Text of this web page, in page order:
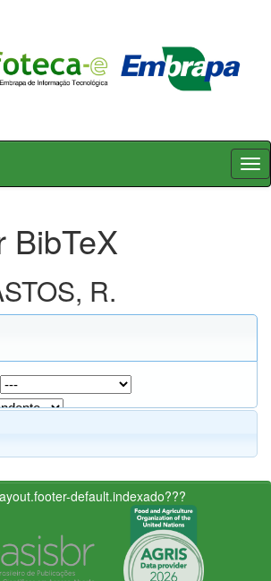
BibTeX
R.
default.indexado???